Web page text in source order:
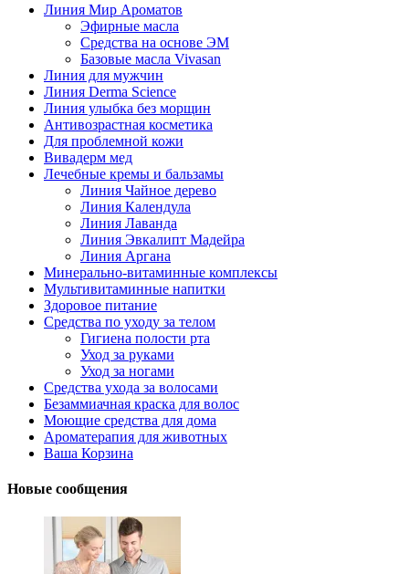
Линия Мир Ароматов
Эфирные масла
Средства на основе ЭМ
Базовые масла Vivasan
Линия для мужчин
Линия Derma Science
Линия улыбка без морщин
Антивозрастная косметика
Для проблемной кожи
Вивадерм мед
Лечебные кремы и бальзамы
Линия Чайное дерево
Линия Календула
Линия Лаванда
Линия Эвкалипт Мадейра
Линия Аргана
Минерально-витаминные комплексы
Мультивитаминные напитки
Здоровое питание
Средства по уходу за телом
Гигиена полости рта
Уход за руками
Уход за ногами
Средства ухода за волосами
Безаммиачная краска для волос
Моющие средства для дома
Ароматерапия для животных
Ваша Корзина
Новые сообщения